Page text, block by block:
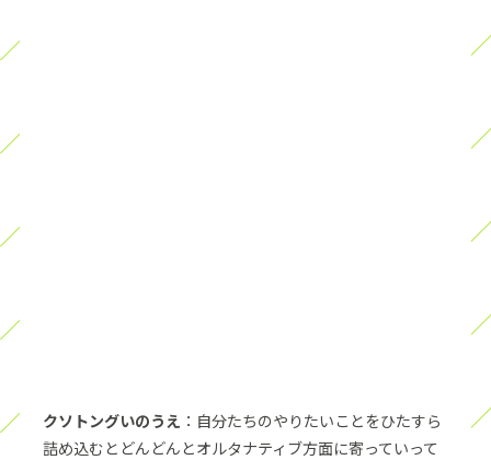
クソトングいのうえ ：自分たちのやりたいことをひたすら
詰め込むとどんどんとオルタナティブ方面に寄っていって